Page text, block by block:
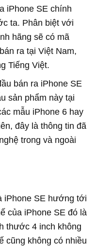
iPhone SE chính
ta. Phân biệt với
hãng sẽ có mã
ra tại Việt Nam,
Tiếng Việt.
bán ra iPhone SE
sản phẩm này tại
mẫu iPhone 6 hay
đây là thông tin đã
trong và ngoài
iPhone SE hướng tới
của iPhone SE đó là
thước 4 inch không
cũng không có nhiều